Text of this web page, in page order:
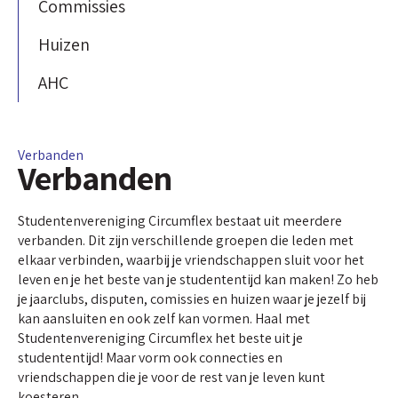
Commissies
Huizen
AHC
Verbanden
Verbanden
Studentenvereniging Circumflex bestaat uit meerdere
verbanden. Dit zijn verschillende groepen die leden met
elkaar verbinden, waarbij je vriendschappen sluit voor het
leven en je het beste van je studententijd kan maken! Zo heb
je jaarclubs, disputen, comissies en huizen waar je jezelf bij
kan aansluiten en ook zelf kan vormen. Haal met
Studentenvereniging Circumflex het beste uit je
studententijd! Maar vorm ook connecties en
vriendschappen die je voor de rest van je leven kunt